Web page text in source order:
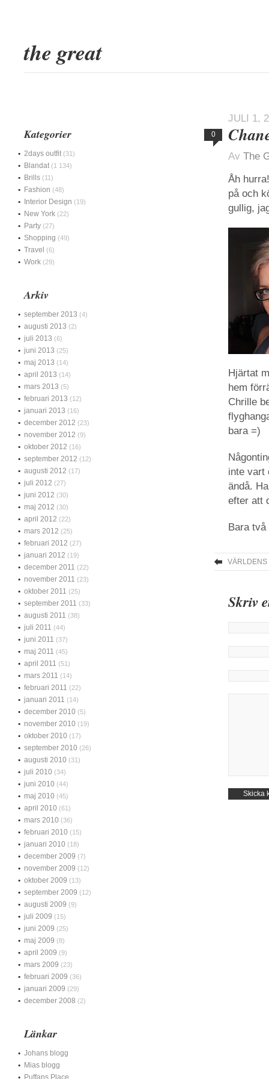
the great
JULI 1,
0
Av The
Åh
på och
gullig,
Hjärtat
hem
Chrille
bara =)
inte vart
ändå.
efter att
Bara
VÄRLDENS
Skriv
Kategorier
2days outfit (31)
Blandat (1 134)
Brills (11)
Fashion (48)
Interior Design (19)
New York (22)
Party (27)
Shopping (49)
Travel (6)
Work (29)
Arkiv
september 2013 (4)
augusti 2013 (2)
juli 2013 (6)
juni 2013 (25)
maj 2013 (14)
april 2013 (14)
mars 2013 (5)
februari 2013 (12)
januari 2013 (16)
december 2012 (23)
november 2012 (9)
oktober 2012 (16)
september 2012 (12)
augusti 2012 (17)
juli 2012 (27)
juni 2012 (30)
maj 2012 (30)
april 2012 (22)
mars 2012 (25)
februari 2012 (27)
januari 2012 (19)
december 2011 (22)
november 2011 (23)
oktober 2011 (25)
september 2011 (33)
augusti 2011 (38)
juli 2011 (44)
juni 2011 (37)
maj 2011 (45)
april 2011 (51)
mars 2011 (14)
februari 2011 (22)
januari 2011 (14)
december 2010 (5)
november 2010 (19)
oktober 2010 (17)
september 2010 (26)
augusti 2010 (31)
juli 2010 (34)
juni 2010 (44)
maj 2010 (45)
april 2010 (61)
mars 2010 (36)
februari 2010 (15)
januari 2010 (18)
december 2009 (7)
november 2009 (12)
oktober 2009 (13)
september 2009 (12)
augusti 2009 (9)
juli 2009 (15)
juni 2009 (25)
maj 2009 (8)
april 2009 (9)
mars 2009 (23)
februari 2009 (36)
januari 2009 (29)
december 2008 (2)
Länkar
Johans blogg
Mias blogg
Puffans Place